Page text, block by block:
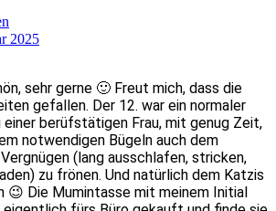
2025
sehr gerne 🙂 Freut mich, dass die
gefallen. Der 12. war ein normaler
einer berüfstätigen Frau, mit genug Zeit,
notwendigen Bügeln auch dem
(lang ausschlafen, stricken,
zu frönen. Und natürlich dem Katzis
😉 Die Mumintasse mit meinem Initial